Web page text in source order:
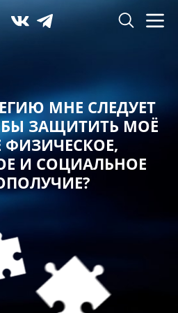
МНЕ СЛЕДУЕТ
ЗАЩИТИТЬ МОЁ
ФИЗИЧЕСКОЕ,
И СОЦИАЛЬНОЕ